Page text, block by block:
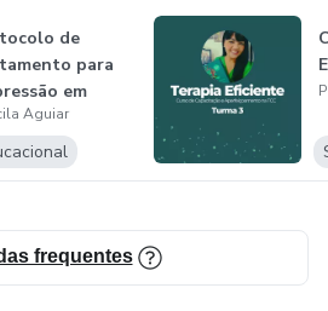
de
para
em
Aguiar
frequentes